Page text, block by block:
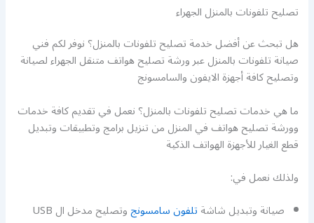
تصليح تلفونات بالمنزل الجهراء
هل تبحث عن أفضل خدمة تصليح تلفونات بالمنزل؟ نوفر لكم فني
صيانة تلفونات بالمنزل عبر ورشة تصليح هواتف متنقل الجهراء لصيانة
وتصليح كافة أجهزة الايفون والسامسونج
ما هي خدمات تصليح تلفونات بالمنزل؟ نعمل في تقديم كافة خدمات
وورشة تصليح هواتف في المنزل من تنزيل برامج وتطبيقات وتبديل
قطع الغيار للأجهزة الهواتف الذكية
ولذلك نعمل في:
صيانة وتبديل شاشةتلفون سامسونجوتصليح مدخل ال USB